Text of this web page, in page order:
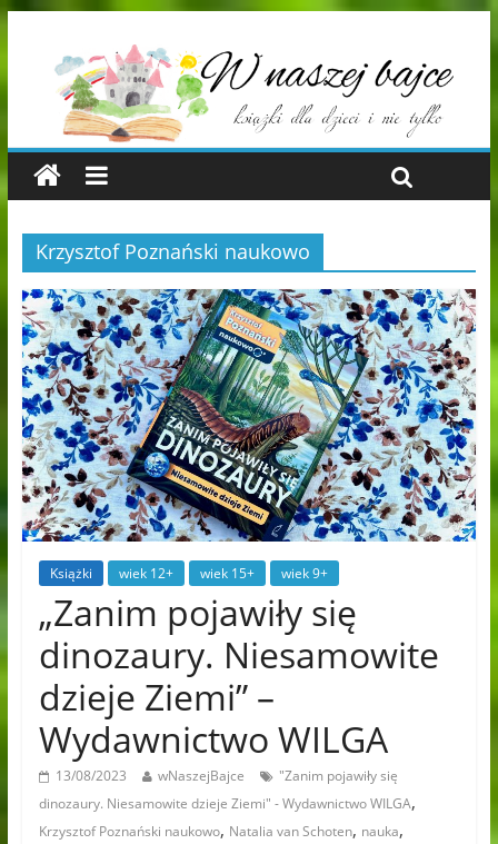
Krzysztof Poznański naukowo
Książki wiek 12+ wiek 15+ wiek 9+
„Zanim pojawiły się
dinozaury. Niesamowite
dzieje Ziemi” –
Wydawnictwo WILGA
13/08/2023 wNaszejBajce
"Zanim pojawiły się
dinozaury. Niesamowite dzieje Ziemi" - Wydawnictwo WILGA,
Krzysztof Poznański naukowo, Natalia van Schoten, nauka,